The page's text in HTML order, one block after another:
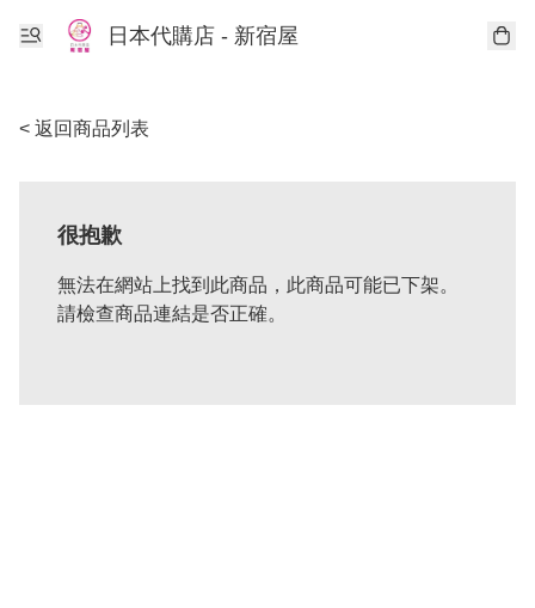
日本代購店 - 新宿屋
< 返回商品列表
很抱歉
無法在網站上找到此商品，此商品可能已下架。
請檢查商品連結是否正確。